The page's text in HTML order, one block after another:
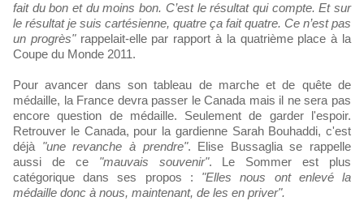
fait du bon et du moins bon. C’est le résultat qui compte. Et sur
le résultat je suis cartésienne, quatre ça fait quatre. Ce n’est pas
un progrès"rappelait-elle par rapport à la quatrième place à la
Coupe du Monde 2011.
Pour avancer dans son tableau de marche et de quête de
médaille, la France devra passer le Canada mais il ne sera pas
encore question de médaille. Seulement de garder l'espoir.
Retrouver le Canada, pour la gardienne Sarah Bouhaddi, c'est
déjà "une revanche à prendre". Elise Bussaglia se rappelle
aussi de ce "mauvais souvenir". Le Sommer est plus
catégorique dans ses propos : "Elles nous ont enlevé la
médaille donc à nous, maintenant, de les en priver".